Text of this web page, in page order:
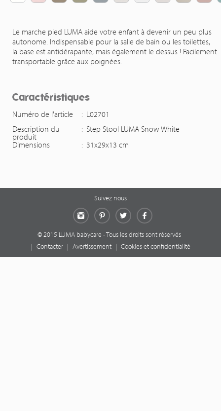
Le marche pied LUMA aide votre enfant à devenir un peu plus
autonome. Indispensable pour la salle de bain ou les toilettes,
la base est antidérapante, mais également le dessus ! Facilement
transportable grâce aux poignées.
Caractéristiques
Numéro de l'article : L02701
Description du
produit
: Step Stool LUMA Snow White
Dimensions
: 31x29x13 cm
Suivez nous
Pinterest TwitterFacebook
© 2015 LUMA babycare - Tous les droits sont réservés
| Contacter | Avertissement | Cookies et confidentialité